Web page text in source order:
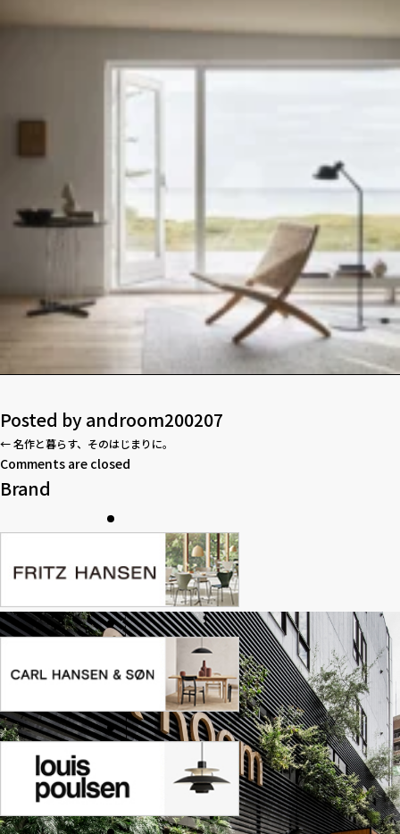
Posted byandroom200207
←名作と暮らす、そのはじまりに。
Comments are closed
Brand